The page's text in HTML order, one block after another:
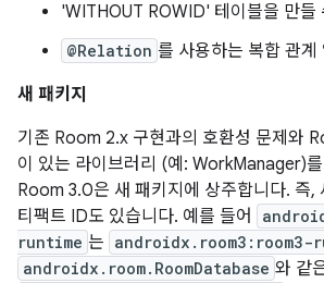
'WITHOUT ROWID' 테이블을 만들
@Relation 를 사용하는 복합 관계
새 패키지
기존 Room 2.x 구현과의 호환성 문제와
이 있는 라이브러리 (예: WorkManager)
Room 3.0은 새 패키지에 상주합니다. 즉,
티팩트 ID도 있습니다. 예를 들어
runtime 는 androidx.room3:room3-
androidx.room.RoomDatabase 와 같